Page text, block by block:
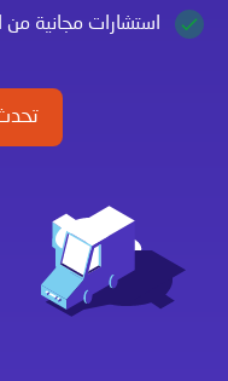
استشارات مجانية من